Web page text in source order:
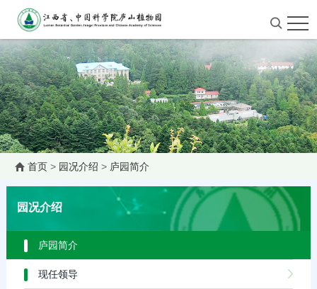
首页> 园况介绍 > 庐园简介
园况介绍
庐园简介
现任领导